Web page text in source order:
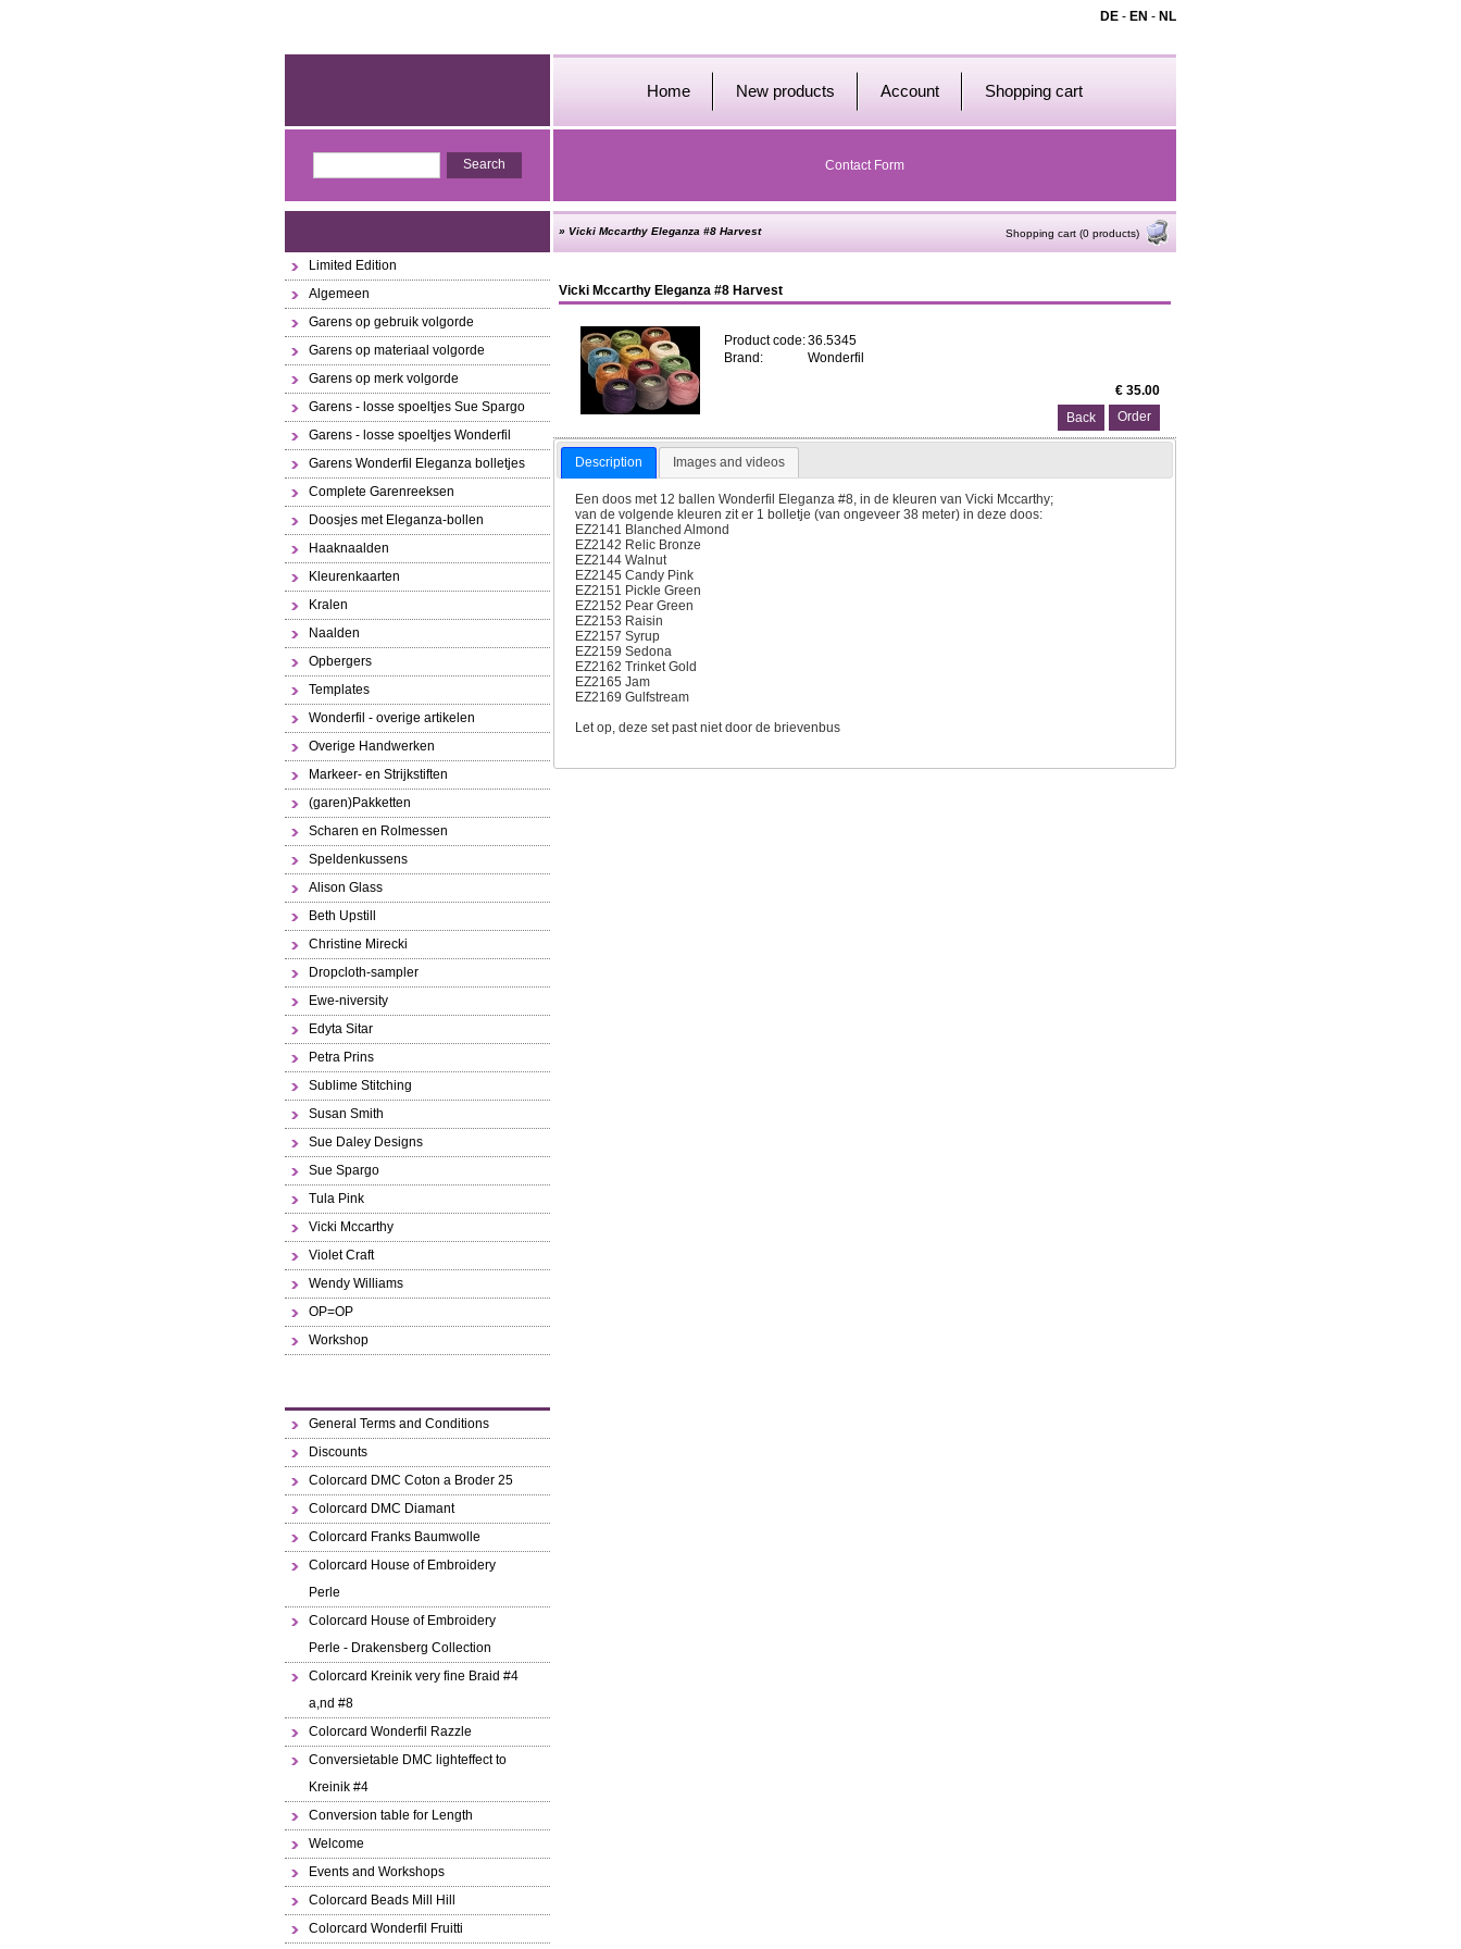
DE - EN - NL
Home New products Account Shopping cart
Contact Form
Limited Edition
Algemeen
Garens op gebruik volgorde
Garens op materiaal volgorde
Garens op merk volgorde
Garens - losse spoeltjes Sue Spargo
Garens - losse spoeltjes Wonderfil
Garens Wonderfil Eleganza bolletjes
Complete Garenreeksen
Doosjes met Eleganza-bollen
Haaknaalden
Kleurenkaarten
Kralen
Naalden
Opbergers
Templates
Wonderfil - overige artikelen
Overige Handwerken
Markeer- en Strijkstiften
(garen)Pakketten
Scharen en Rolmessen
Speldenkussens
Alison Glass
Beth Upstill
Christine Mirecki
Dropcloth-sampler
Ewe-niversity
Edyta Sitar
Petra Prins
Sublime Stitching
Susan Smith
Sue Daley Designs
Sue Spargo
Tula Pink
Vicki Mccarthy
Violet Craft
Wendy Williams
OP=OP
Workshop
General Terms and Conditions
Discounts
Colorcard DMC Coton a Broder 25
Colorcard DMC Diamant
Colorcard Franks Baumwolle
Colorcard House of Embroidery
Perle
Colorcard House of Embroidery
Perle - Drakensberg Collection
Colorcard Kreinik very fine Braid #4
a,nd #8
Colorcard Wonderfil Razzle
Conversietable DMC lighteffect to
Kreinik #4
Conversion table for Length
Welcome
Events and Workshops
Colorcard Beads Mill Hill
Colorcard Wonderfil Fruitti
» Vicki Mccarthy Eleganza #8 Harvest Shopping cart (0 products)
Vicki Mccarthy Eleganza #8 Harvest
Product code:36.5345
Brand:
Wonderfil
€ 35.00
Back
Description Images and videos
Een doos met 12 ballen Wonderfil Eleganza #8, in de kleuren van Vicki Mccarthy;
van de volgende kleuren zit er 1 bolletje (van ongeveer 38 meter) in deze doos:
EZ2141 Blanched Almond
EZ2142 Relic Bronze
EZ2144 Walnut
EZ2145 Candy Pink
EZ2151 Pickle Green
EZ2152 Pear Green
EZ2153 Raisin
EZ2157 Syrup
EZ2159 Sedona
EZ2162 Trinket Gold
EZ2165 Jam
EZ2169 Gulfstream
Let op, deze set past niet door de brievenbus